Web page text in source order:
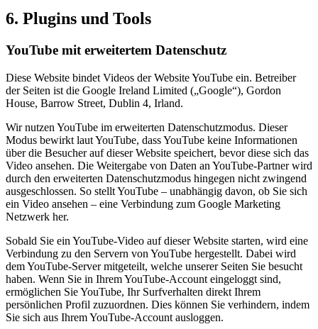
6. Plugins und Tools
YouTube mit erweitertem Datenschutz
Diese Website bindet Videos der Website YouTube ein. Betreiber
der Seiten ist die Google Ireland Limited („Google“), Gordon
House, Barrow Street, Dublin 4, Irland.
Wir nutzen YouTube im erweiterten Datenschutzmodus. Dieser
Modus bewirkt laut YouTube, dass YouTube keine Informationen
über die Besucher auf dieser Website speichert, bevor diese sich das
Video ansehen. Die Weitergabe von Daten an YouTube-Partner wird
durch den erweiterten Datenschutzmodus hingegen nicht zwingend
ausgeschlossen. So stellt YouTube – unabhängig davon, ob Sie sich
ein Video ansehen – eine Verbindung zum Google Marketing
Netzwerk her.
Sobald Sie ein YouTube-Video auf dieser Website starten, wird eine
Verbindung zu den Servern von YouTube hergestellt. Dabei wird
dem YouTube-Server mitgeteilt, welche unserer Seiten Sie besucht
haben. Wenn Sie in Ihrem YouTube-Account eingeloggt sind,
ermöglichen Sie YouTube, Ihr Surfverhalten direkt Ihrem
persönlichen Profil zuzuordnen. Dies können Sie verhindern, indem
Sie sich aus Ihrem YouTube-Account ausloggen.